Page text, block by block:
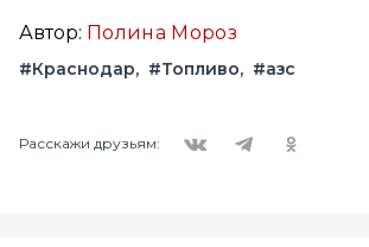
Автор: Полина Мороз
#Краснодар #Топливо #азс
Расскажи друзьям: